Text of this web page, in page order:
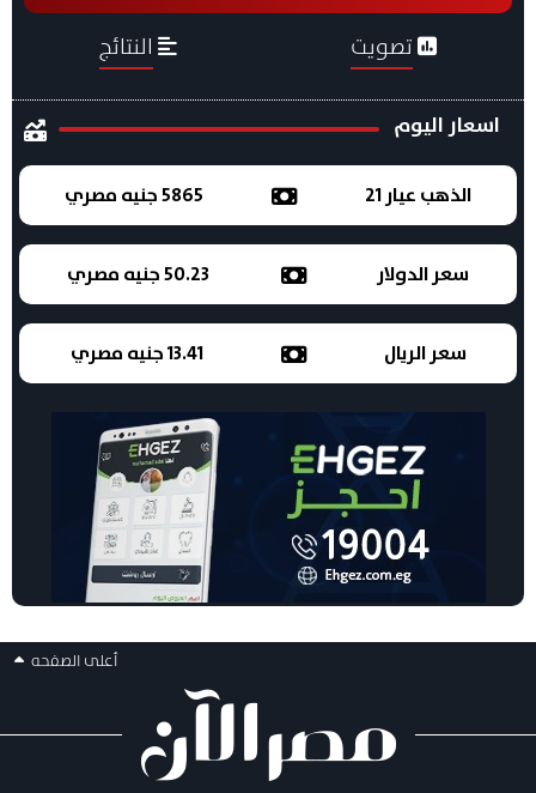
تصويت النتائج
اسعار اليوم
الذهب عيار 21 5865 جنيه مصري
سعر الدولار 50.23 جنيه مصري
سعر الريال 13.41 جنيه مصري
أعلى الصفحه